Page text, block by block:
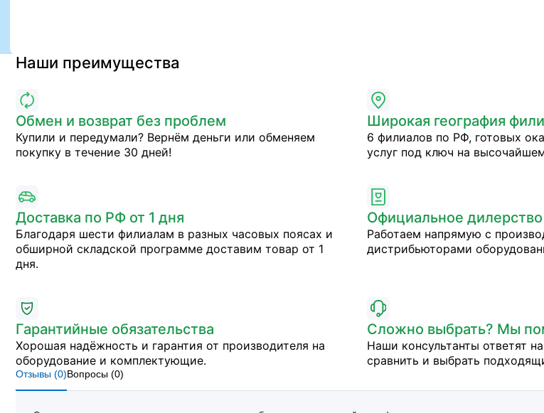
Наши преимущества
Обмен и возврат без проблем
Купили и передумали? Вернём деньги или обменяем
покупку в течение 30 дней!
Широкая география
6 филиалов по РФ, готовых
услуг под ключ на
Доставка по РФ от 1 дня
Благодаря шести филиалам в разных часовых поясах и
обширной складской программе доставим товар от 1
дня.
Официальное дилерство
Работаем напрямую с
дистрибьюторами
Гарантийные обязательства
Хорошая надёжность и гарантия от производителя на
оборудование и комплектующие.
Сложно выбрать? Мы
Наши консультанты ответят
сравнить и выбрать
Отзывы (0)Вопросы (0)